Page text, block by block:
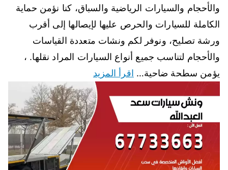
والأحجام والسيارات الرياضية والسباق، كنا نؤمن حماية
الكاملة للسيارات والحرص عليها لإيصالها إلى أقرب
ورشة تصليح، ونوفر لكم ونشات متعددة القياسات
والأحجام لتناسب جميع أنواع السيارات المراد نقلها. ،
يؤمن سطحة ضاحية… اقرأ المزيد